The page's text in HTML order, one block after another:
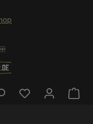
Du hast 0